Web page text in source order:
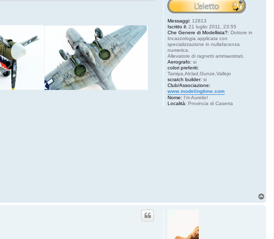
Messaggi: 12813
Iscritto il: 21 luglio 2011, 23:55
Che Genere di Modellista?: Dottore in
Incazzologia applicata con
specializzazione in nullafacenza
numerica.
Allevatore di ragnetti ammaestrati.
Aerografo: si
colori preferiti:
Tamiya,Alclad,Gunze,Vallejo
scratch builder: si
Club/Associazione:
www.modelingtime.com
Nome: I'm Aurelio!
Località: Provincia di Caserta